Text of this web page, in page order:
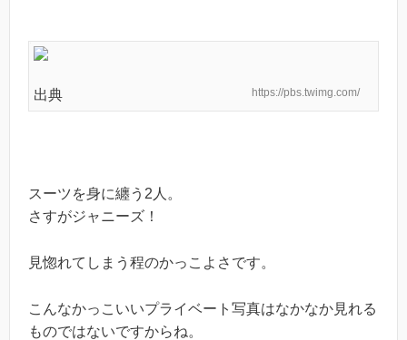
出典 https://pbs.twimg.com/
スーツを身に纏う2人。
さすがジャニーズ！
見惚れてしまう程のかっこよさです。
こんなかっこいいプライベート写真はなかなか見れる
ものではないですからね。